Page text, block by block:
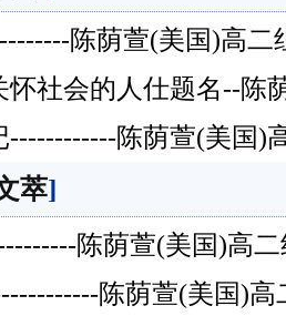
陈荫萱(美国)高二
怀社会的人仕题名--陈
------------陈荫萱(美国)
萃]
陈荫萱(美国)高
陈荫萱(美国)高